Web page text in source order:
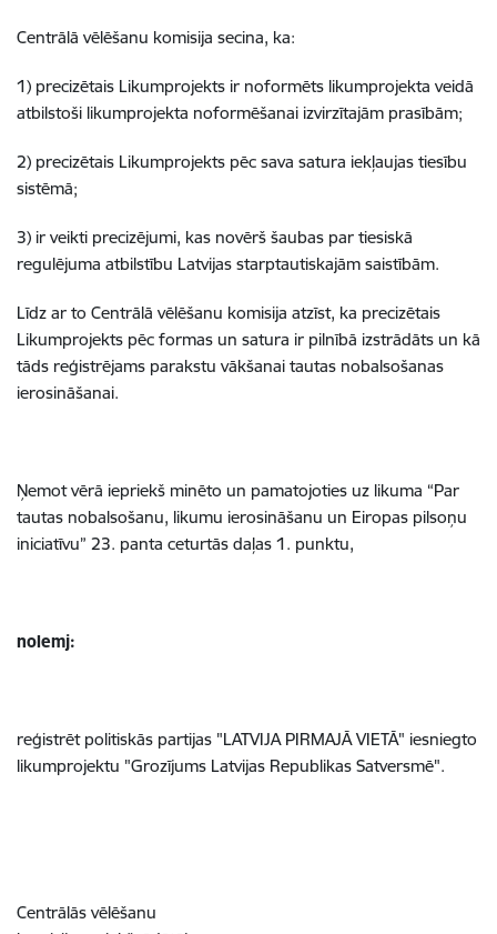
Centrālā vēlēšanu komisija secina, ka:
1) precizētais Likumprojekts ir noformēts likumprojekta veidā
atbilstoši likumprojekta noformēšanai izvirzītajām prasībām;
2) precizētais Likumprojekts pēc sava satura iekļaujas tiesību
sistēmā;
3) ir veikti precizējumi, kas novērš šaubas par tiesiskā
regulējuma atbilstību Latvijas starptautiskajām saistībām.
Līdz ar to Centrālā vēlēšanu komisija atzīst, ka precizētais
Likumprojekts pēc formas un satura ir pilnībā izstrādāts un kā
tāds reģistrējams parakstu vākšanai tautas nobalsošanas
ierosināšanai.
Ņemot vērā iepriekš minēto un pamatojoties uz likuma “Par
tautas nobalsošanu, likumu ierosināšanu un Eiropas pilsoņu
iniciatīvu” 23. panta ceturtās daļas 1. punktu,
nolemj:
reģistrēt politiskās partijas "LATVIJA PIRMAJĀ VIETĀ" iesniegto
likumprojektu "Grozījums Latvijas Republikas Satversmē".
Centrālās vēlēšanu